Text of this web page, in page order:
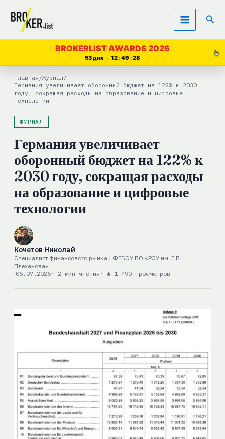
Перейти
содержимому
BROKERLIST AWARDS 2026
53 дня 12 49 27
Главная /Журнал /
Германия увеличивает оборонный бюджет на 122% к 2030
году, сокращая расходы на образование и цифровые
технологии
ЖУРНАЛ
Германия увеличивает
оборонный бюджет на 122% к
2030 году, сокращая расходы
на образование и цифровые
технологии
Кочетов Николай
Специалист финансового рынка | ФГБОУ ВО «РЭУ им. Г.В.
Плеханова»
06.07.2026· 2 мин чтения · ◉ 1 490 просмотров